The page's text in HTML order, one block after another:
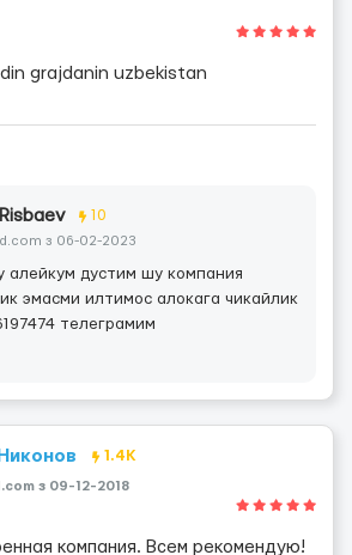
grajdanin uzbekistan
10
з 06-02-2023
алейкум дустим шу компания
эмасми илтимос алокага чикайлик
телеграмим
1.4K
з 09-12-2018
компания. Всем рекомендую!